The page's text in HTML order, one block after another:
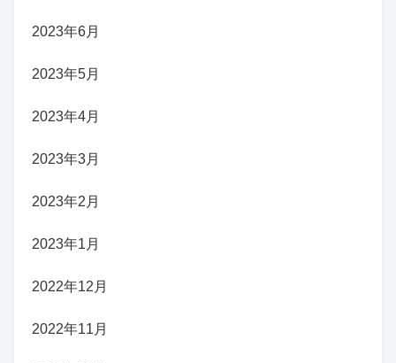
2023年6月
2023年5月
2023年4月
2023年3月
2023年2月
2023年1月
2022年12月
2022年11月